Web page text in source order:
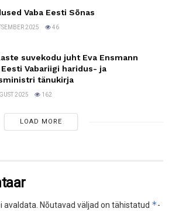
Vaba Eesti Sõnas
2025 46
suvekodu juht Eva Ensmann
Vabariigi haridus- ja
tänukirja
2025 162
LOAD MORE
avaldata. Nõutavad väljad on tähistatud *-